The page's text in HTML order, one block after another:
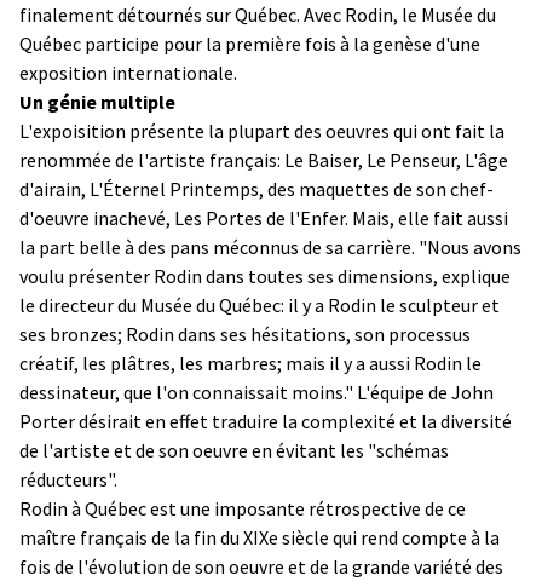
finalement détournés sur Québec. Avec Rodin, le Musée du
Québec participe pour la première fois à la genèse d'une
exposition internationale.
Un génie multiple
L'expoisition présente la plupart des oeuvres qui ont fait la
renommée de l'artiste français: Le Baiser, Le Penseur, L'âge
d'airain, L'Éternel Printemps, des maquettes de son chef-
d'oeuvre inachevé, Les Portes de l'Enfer. Mais, elle fait aussi
la part belle à des pans méconnus de sa carrière. "Nous avons
voulu présenter Rodin dans toutes ses dimensions, explique
le directeur du Musée du Québec: il y a Rodin le sculpteur et
ses bronzes; Rodin dans ses hésitations, son processus
créatif, les plâtres, les marbres; mais il y a aussi Rodin le
dessinateur, que l'on connaissait moins." L'équipe de John
Porter désirait en effet traduire la complexité et la diversité
de l'artiste et de son oeuvre en évitant les "schémas
réducteurs".
Rodin à Québec est une imposante rétrospective de ce
maître français de la fin du XIXe siècle qui rend compte à la
fois de l'évolution de son oeuvre et de la grande variété des